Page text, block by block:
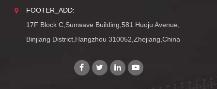
FOOTER_ADD:
17F Block C,Sunwave Building,581 Huoju Avenue,
Binjiang District,Hangzhou 310052,Zhejiang,China